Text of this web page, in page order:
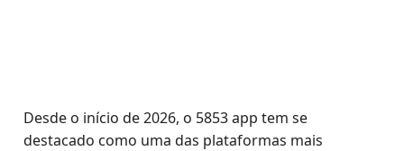
Desde o início de 2026, o 5853 app tem se
destacado como uma das plataformas mais